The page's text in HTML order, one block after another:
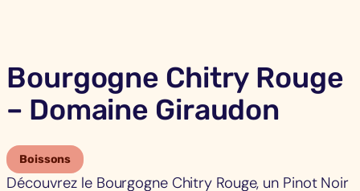
Bourgogne Chitry Rouge
– Domaine Giraudon
Boissons
Découvrez le Bourgogne Chitry Rouge, un Pinot Noir